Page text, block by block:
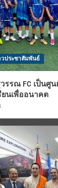
ประชาสัมพันธ์
รณ FC เป็นศูน
นเพื่ออนาคต